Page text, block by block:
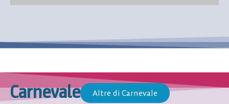
Carnevale Altre di Carnevale